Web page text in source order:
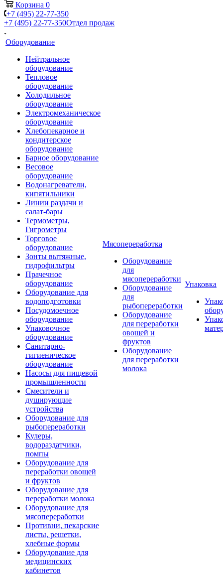
Корзина 0
+7 (495) 22-77-350
+7 (495) 22-77-350Отдел продаж
Оборудование
Нейтральное
оборудование
Тепловое
оборудование
Холодильное
оборудование
Электромеханическое
оборудование
Хлебопекарное и
кондитерское
оборудование
Барное оборудование
Весовое
оборудование
Водонагреватели,
кипятильники
Линии раздачи и
салат-бары
Термометры,
Гигрометры
Торговое
оборудование
Зонты вытяжные,
гидрофильтры
Прачечное
оборудование
Оборудование для
водоподготовки
Посудомоечное
оборудование
Упаковочное
оборудование
Санитарно-
гигиеническое
оборудование
Насосы для пищевой
промышленности
Смесители и
душирующие
устройства
Оборудование для
рыбопереработки
Кулеры,
водораздатчики,
помпы
Оборудование для
переработки овощей
и фруктов
Оборудование для
переработки молока
Оборудование для
мясопереработки
Противни, пекарские
листы, решетки,
хлебные формы
Оборудование для
медицинских
кабинетов
Мясопереработка
Оборудование
для
мясопереработки
Оборудование
для
рыбопереработки
Оборудование
для переработки
овощей и
фруктов
Оборудование
для переработки
молока
Упаковка